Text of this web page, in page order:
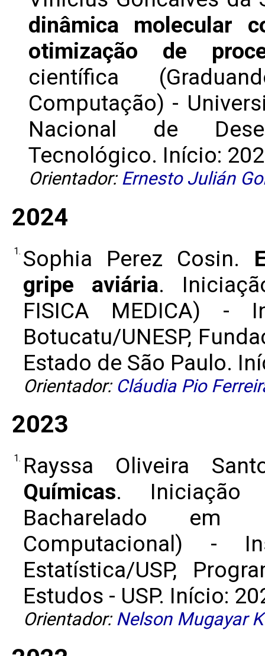
dinâmica molecular
otimização de
científica
Computação) -
Nacional de
Tecnológico. Início:
Orientador: Ernesto Julián
2024
1. Sophia Perez Cosin.
gripe aviária.
FISICA MEDICA) -
Botucatu/UNESP,
Estado de São Paulo.
Orientador: Cláudia Pio
2023
1. Rayssa Oliveira
Químicas. Iniciação
Bacharelado em
Computacional) -
Estatística/USP,
Estudos - USP. Início:
Orientador: Nelson Mugayar